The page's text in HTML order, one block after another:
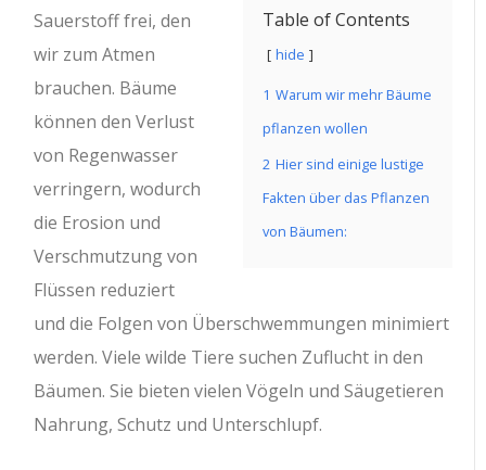
Table of Contents
hide
1 Warum wir mehr Bäume
pflanzen wollen
2 Hier sind einige lustige
Fakten über das Pflanzen
von Bäumen:
Sauerstoff frei, den
wir zum Atmen
brauchen. Bäume
können den Verlust
von Regenwasser
verringern, wodurch
die Erosion und
Verschmutzung von
Flüssen reduziert
und die Folgen von Überschwemmungen minimiert
werden. Viele wilde Tiere suchen Zuflucht in den
Bäumen. Sie bieten vielen Vögeln und Säugetieren
Nahrung, Schutz und Unterschlupf.